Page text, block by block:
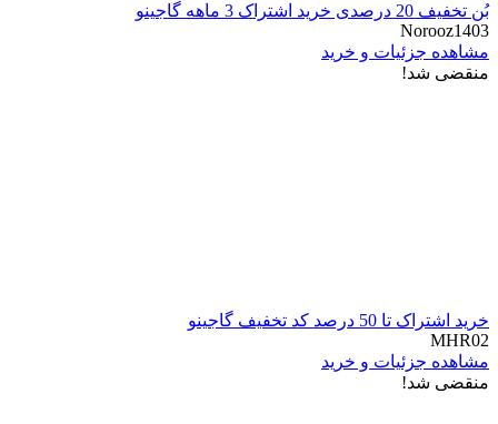
بُن تخفیف 20 درصدی خرید اشتراک 3 ماهه گاجینو
Norooz1403
مشاهده جزئیات و خرید
منقضی شد!
خرید اشتراک تا 50 درصد کد تخفیف گاجینو
MHR02
مشاهده جزئیات و خرید
منقضی شد!